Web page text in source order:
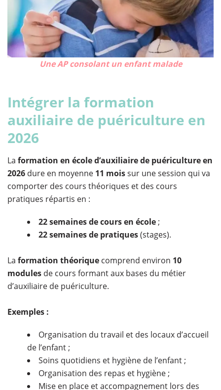
Une AP consolant un enfant malade
Intégrer la formation
auxiliaire de puériculture en
2026
La formation en école d’auxiliaire de puériculture en
2026 dure en moyenne 11 moissur une session qui va
comporter des cours théoriques et des cours
pratiques répartis en :
22 semaines de cours en école ;
22 semaines de pratiques(stages).
La formation théorique comprend environ 10
modules de cours formant aux bases du métier
d’auxiliaire de puériculture.
Exemples :
Organisation du travail et des locaux d’accueil
de l’enfant ;
Soins quotidiens et hygiène de l’enfant ;
Organisation des repas et hygiène ;
Mise en place et accompagnement lors des